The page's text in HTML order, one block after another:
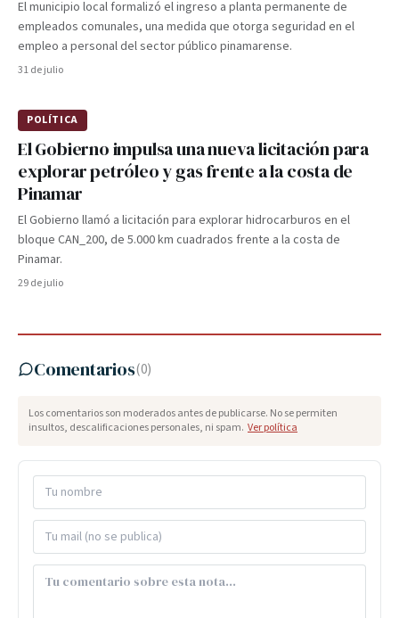
El municipio local formalizó el ingreso a planta permanente de
empleados comunales, una medida que otorga seguridad en el
empleo a personal del sector público pinamarense.
31 de julio
POLÍTICA
El Gobierno impulsa una nueva licitación para
explorar petróleo y gas frente a la costa de
Pinamar
El Gobierno llamó a licitación para explorar hidrocarburos en el
bloque CAN_200, de 5.000 km cuadrados frente a la costa de
Pinamar.
29 de julio
Comentarios(0)
Los comentarios son moderados antes de publicarse. No se permiten
insultos, descalificaciones personales, ni spam. Ver política